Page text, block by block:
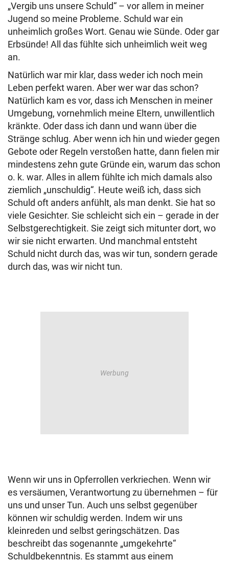
„Vergib uns unsere Schuld“ – vor allem in meiner
Jugend so meine Probleme. Schuld war ein
unheimlich großes Wort. Genau wie Sünde. Oder gar
Erbsünde! All das fühlte sich unheimlich weit weg
an.
Natürlich war mir klar, dass weder ich noch mein
Leben perfekt waren. Aber wer war das schon?
Natürlich kam es vor, dass ich Menschen in meiner
Umgebung, vornehmlich meine Eltern, unwillentlich
kränkte. Oder dass ich dann und wann über die
Stränge schlug. Aber wenn ich hin und wieder gegen
Gebote oder Regeln verstoßen hatte, dann fielen mir
mindestens zehn gute Gründe ein, warum das schon
o. k. war. Alles in allem fühlte ich mich damals also
ziemlich „unschuldig“. Heute weiß ich, dass sich
Schuld oft anders anfühlt, als man denkt. Sie hat so
viele Gesichter. Sie schleicht sich ein – gerade in der
Selbstgerechtigkeit. Sie zeigt sich mitunter dort, wo
wir sie nicht erwarten. Und manchmal entsteht
Schuld nicht durch das, was wir tun, sondern gerade
durch das, was wir nicht tun.
Wenn wir uns in Opferrollen verkriechen. Wenn wir
es versäumen, Verantwortung zu übernehmen – für
uns und unser Tun. Auch uns selbst gegenüber
können wir schuldig werden. Indem wir uns
kleinreden und selbst geringschätzen. Das
beschreibt das sogenannte „umgekehrte“
Schuldbekenntnis. Es stammt aus einem